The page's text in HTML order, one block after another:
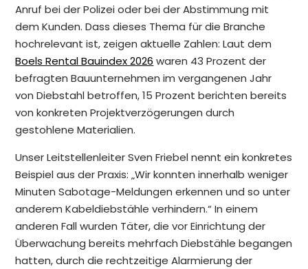
Anruf bei der Polizei oder bei der Abstimmung mit
dem Kunden. Dass dieses Thema für die Branche
hochrelevant ist, zeigen aktuelle Zahlen: Laut dem
Boels Rental Bauindex 2026 waren 43 Prozent der
befragten Bauunternehmen im vergangenen Jahr
von Diebstahl betroffen, 15 Prozent berichten bereits
von konkreten Projektverzögerungen durch
gestohlene Materialien.
Unser Leitstellenleiter Sven Friebel nennt ein konkretes
Beispiel aus der Praxis: „Wir konnten innerhalb weniger
Minuten Sabotage-Meldungen erkennen und so unter
anderem Kabeldiebstähle verhindern.“ In einem
anderen Fall wurden Täter, die vor Einrichtung der
Überwachung bereits mehrfach Diebstähle begangen
hatten, durch die rechtzeitige Alarmierung der